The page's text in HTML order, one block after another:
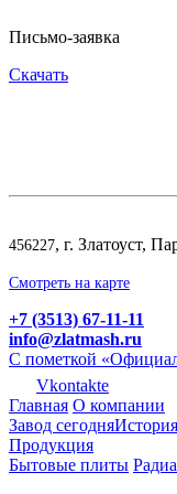
Письмо-заявка
Скачать
456227, г. Златоуст,
Смотреть на карте
+7 (3513) 67-11-11
info@zlatmash.ru
С пометкой
Vkontakte
Главная О компании
Завод сегодняИстория
Продукция
Бытовые плиты